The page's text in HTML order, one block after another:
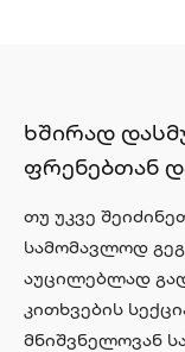
ხშირად
ფრენებთან
თუ უკვე
სამომავლოდ
აუცილებლად
კითხვების
მნიშვნელოვან